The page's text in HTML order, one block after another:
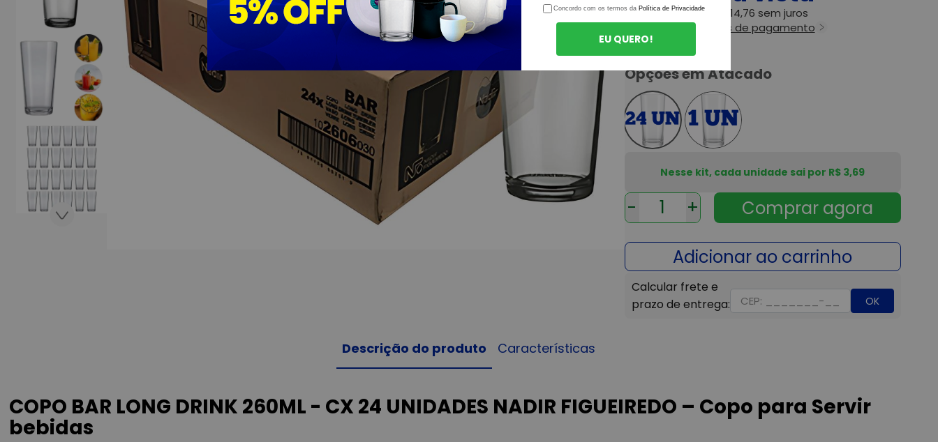
ou 6xde R$ 14,76 sem juros
Ver todas as formas de pagamento
Opções em Atacado
- +
OK
Nesse kit, cada unidade sai por R$ 3,69
Descrição do produto Características
COPO BAR LONG DRINK 260ML - CX 24 UNIDADES NADIR FIGUEIREDO – Copo para Servir
bebidas
Concordo com os termos da Política de Privacidade
EU QUERO!